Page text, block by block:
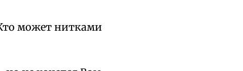
может нитками